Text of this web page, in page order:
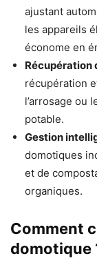
ajustant
les appareils
économe en
Récupération
récupération
l’arrosage ou
potable.
Gestion
domotiques
et de
organiques.
Comment
domotique